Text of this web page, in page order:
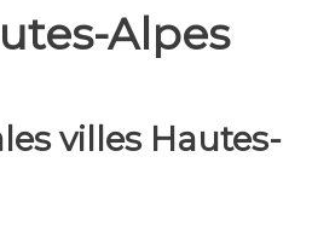
Alpes
villes Hautes-